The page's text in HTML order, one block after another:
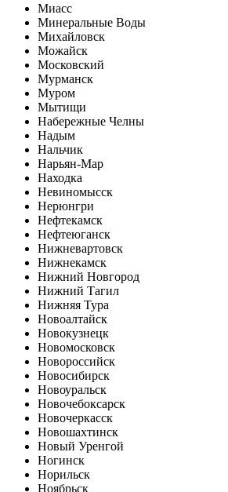
Миасс
Минеральные Воды
Михайловск
Можайск
Московский
Мурманск
Муром
Мытищи
Набережные Челны
Надым
Нальчик
Нарьян-Мар
Находка
Невиномысск
Нерюнгри
Нефтекамск
Нефтеюганск
Нижневартовск
Нижнекамск
Нижний Новгород
Нижний Тагил
Нижняя Тура
Новоалтайск
Новокузнецк
Новомосковск
Новороссийск
Новосибирск
Новоуральск
Новочебоксарск
Новочеркасск
Новошахтинск
Новый Уренгой
Ногинск
Норильск
Ноябрьск